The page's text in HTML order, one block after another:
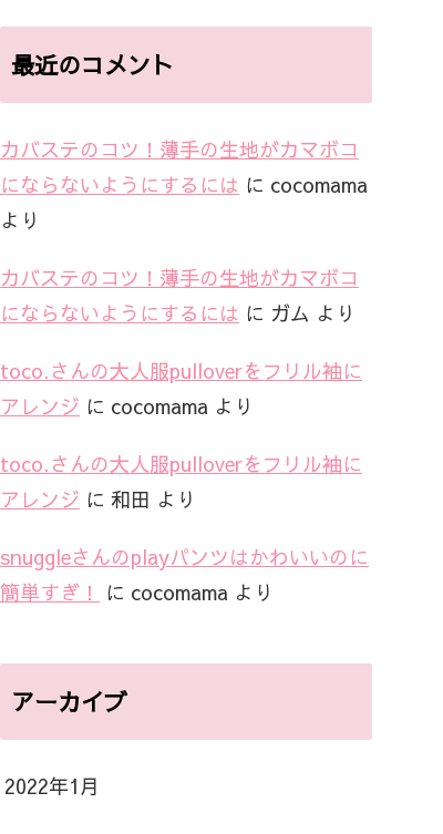
最近のコメント
カバステのコツ！薄手の生地がカマボコ
にならないようにするには に cocomama
より
カバステのコツ！薄手の生地がカマボコ
にならないようにするには に ガム より
toco.さんの大人服pulloverをフリル袖に
アレンジ に cocomama より
toco.さんの大人服pulloverをフリル袖に
アレンジ に 和田 より
snuggleさんのplayパンツはかわいいのに
簡単すぎ！ に cocomama より
アーカイブ
2022年1月